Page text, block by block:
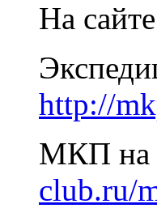
На
http://
МКП на
club.ru/